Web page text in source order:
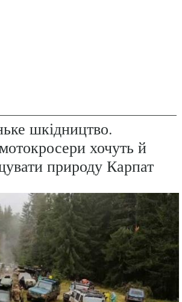
шкідництво.
хочуть й
природу Карпат